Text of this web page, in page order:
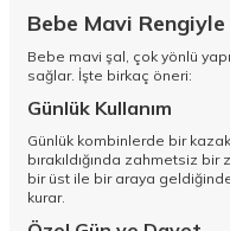
Bebe Mavi
Bebe mavi şal, çok yönlü
sağlar. İşte birkaç öneri:
Günlük Kullanım
Günlük kombinlerde bir
bırakıldığında zahmetsiz
bir üst ile bir araya
kurar.